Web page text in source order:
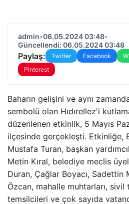
admin•06.05.2024 03:48•
Güncellendi: 06.05.2024 03:48
Paylaş: Twitter Facebook
Pinterest
Baharın gelişini ve aynı
sembolü olan Hıdırellez'i
düzenlenen etkinlik, 5 Mayıs
ilçesinde gerçekleşti. Etkinliğe,
Mustafa Turan, başkan
Metin Kıral, belediye meclis
Duran, Çağlar Boyacı, Sadettin
Özcan, mahalle muhtarları,
temsilcileri ve çok sayıda